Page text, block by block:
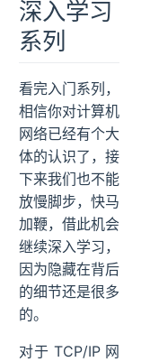
深入学习
系列
看完入门系列，
相信你对计算机
网络已经有个大
体的认识了，接
下来我们也不能
放慢脚步，快马
加鞭，借此机会
继续深入学习，
因为隐藏在背后
的细节还是很多
的。
对于 TCP/IP 网